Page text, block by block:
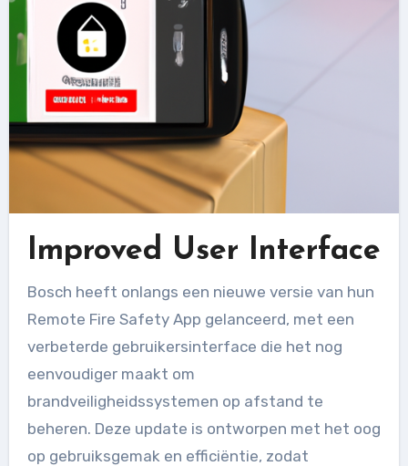
Improved User Interface
Bosch heeft onlangs een nieuwe versie van hun
Remote Fire Safety App gelanceerd, met een
verbeterde gebruikersinterface die het nog
eenvoudiger maakt om
brandveiligheidssystemen op afstand te
beheren. Deze update is ontworpen met het oog
op gebruiksgemak en efficiëntie, zodat